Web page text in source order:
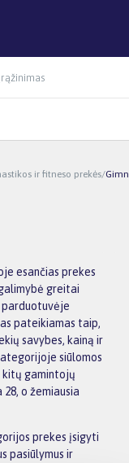
ir fitneso prekės/
esančias prekes
greitai
parduotuvėje
pateikiamas taip,
savybes, kainą ir
siūlomos
kitų gamintojų
o žemiausia
prekes įsigyti
pasiūlymus ir